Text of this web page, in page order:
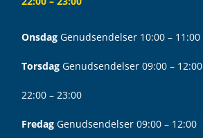
Onsdag Genudsendelser 10:00 – 11:00
Torsdag Genudsendelser 09:00 – 12:00
22:00 – 23:00
Fredag Genudsendelser 09:00 – 12:00